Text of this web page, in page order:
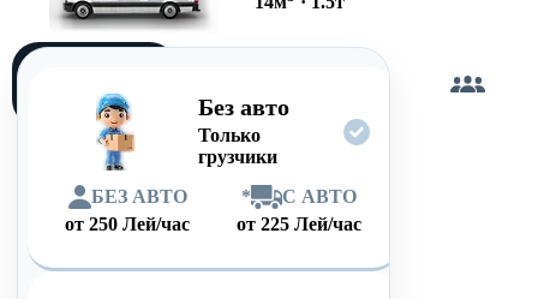
Без авто
Только
грузчики
БЕЗ АВТО
от250 Лей/час
*
С АВТО
от 225 Лей/час